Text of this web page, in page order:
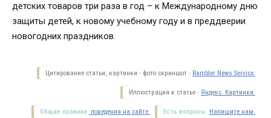
детских товаров три раза в год – к Международному дню
защиты детей, к новому учебному году и в преддверии
новогодних праздников.
Цитирование статьи, картинки - фото скриншот - Rambler News Service.
Иллюстрация к статье - Яндекс. Картинки.
Есть вопросы. Напишите нам.
Общие правила поведения на сайте.